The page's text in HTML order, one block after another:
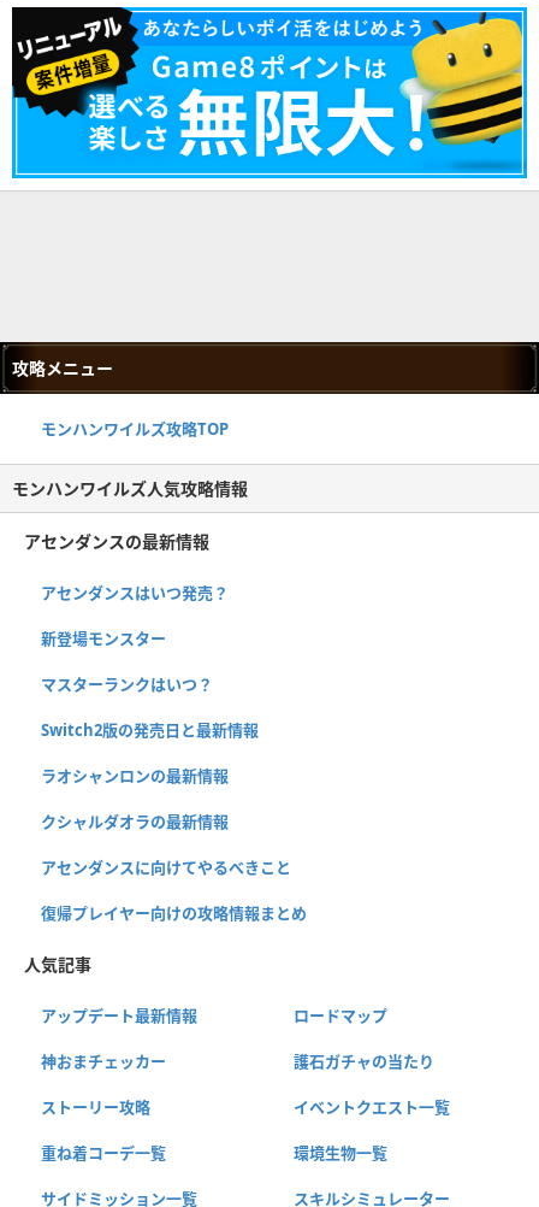
攻略メニュー
モンハンワイルズ攻略TOP
モンハンワイルズ人気攻略情報
アセンダンスの最新情報
アセンダンスはいつ発売？
新登場モンスター
マスターランクはいつ？
Switch2版の発売日と最新情報
ラオシャンロンの最新情報
クシャルダオラの最新情報
アセンダンスに向けてやるべきこと
復帰プレイヤー向けの攻略情報まとめ
人気記事
アップデート最新情報 ロードマップ
神おまチェッカー 護石ガチャの当たり
ストーリー攻略 イベントクエスト一覧
重ね着コーデ一覧 環境生物一覧
サイドミッション一覧 スキルシミュレーター